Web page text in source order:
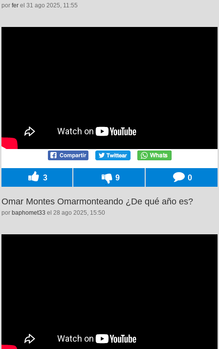
por fer el 31 ago 2025, 11:55
3 9 0
Omar Montes Omarmonteando ¿De qué año es?
por baphomet33 el 28 ago 2025, 15:50